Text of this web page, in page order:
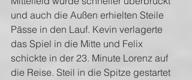
und auch die Außen erhielten Steile
Pässe in den Lauf. Kevin verlagerte
das Spiel in die Mitte und Felix
schickte in der 23. Minute Lorenz auf
die Reise. Steil in die Spitze gestartet